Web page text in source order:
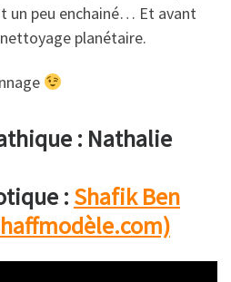
un peu enchainé… Et avant
planétaire.
: Nathalie
: Shafik Ben